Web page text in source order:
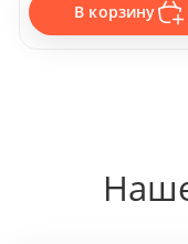
В корзину